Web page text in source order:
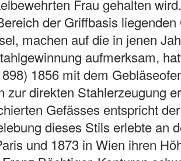
Frau gehalten
der Griffbasis
machen auf die in jenen
aufmerksam,
1856 mit dem
zur direkten Stahlerzeugung
Gefässes entspricht
dieses Stils erlebte an
und 1873 in Wien ihren